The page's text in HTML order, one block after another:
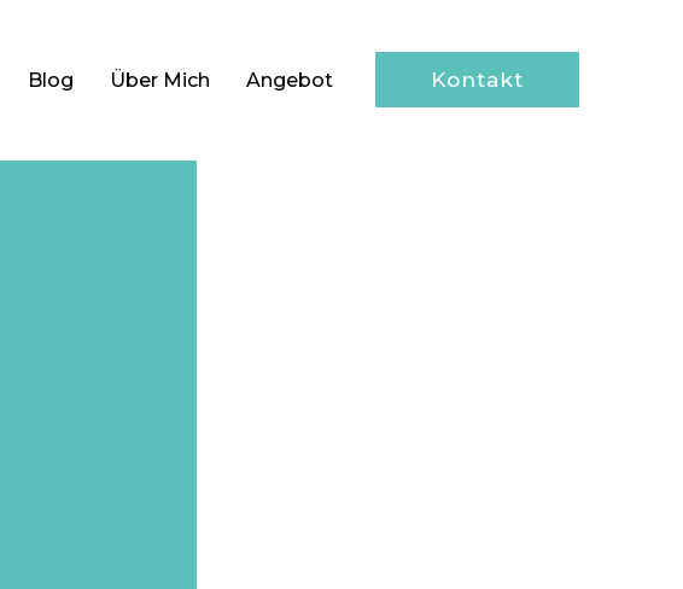
Blog Über Mich Angebot Kontakt